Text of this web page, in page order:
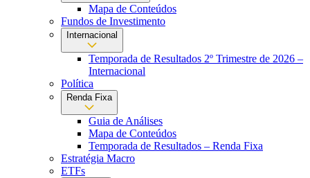
Mapa de Conteúdos
Fundos de Investimento
Internacional
Temporada de Resultados 2º Trimestre de 2026 –
Internacional
Política
Renda Fixa
Guia de Análises
Mapa de Conteúdos
Temporada de Resultados – Renda Fixa
Estratégia Macro
ETFs